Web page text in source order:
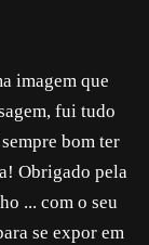
imagem que
fui tudo
bom ter
Obrigado pela
... com o seu
se expor em